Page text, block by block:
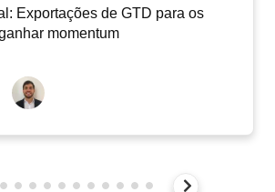
Exportações de GTD para os
momentum